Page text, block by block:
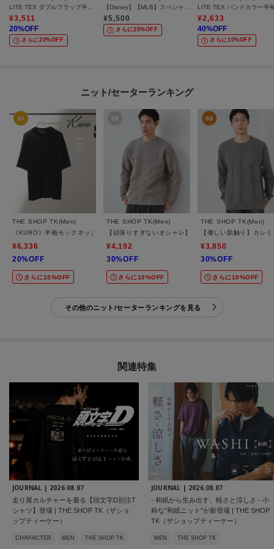
LITE TEX ダブルフラップ半袖シャツ 接触冷感/吸水速乾/UVカット/アンチピリング/イージーケア/洗濯機OK/セットアップ可
¥3,511
20%OFF
さらに20%OFF
【Disney】【MLB】スペシャルデザイン半袖Tシャツ
¥5,500
さらに20%OFF
¥2,633
40%OFF
さらに10%OFF
ニット/セーターランキング
THE SHOP TK(Men)
《KURO》半袖モックネックニット 接触冷感
¥6,336
20%OFF
さらに15%OFF
THE SHOP TK(Men)
【頑張りすぎないオシャレ】ミックスヤーンニット 洗
¥4,192
30%OFF
さらに10%OFF
THE SHOP TK(Men)
【優しい肌触り】カシ
¥3,850
30%OFF
さらに10%OFF
その他のニット/セーターランキングを見る
関連特集
JOURNAL | 2026.08.07
走り屋カルチャーを着る【頭文字D別注T
シャツ】登場 | THE SHOP TK（ザショ
ップティーケー）
CHARACTER MEN THE SHOP TK
JOURNAL | 2026.08.07
- 和紙から生み出す、軽さと涼しさ - 小
粋な"和紙ニット"が新登場 | THE SHOP
TK（ザショップティーケー）
MEN THE SHOP TK